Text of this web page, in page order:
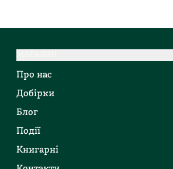
Про нас
Добірки
Блог
Події
Книгарні